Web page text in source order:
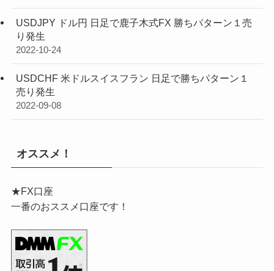
USDJPY ドル円 日足で鹿子木式FX 勝ちパターン１売
り発生
2022-10-24
USDCHF 米ドルスイスフラン 日足で勝ちパターン１
売り発生
2022-09-08
オススメ！
★FX口座
一番のおススメ口座です！